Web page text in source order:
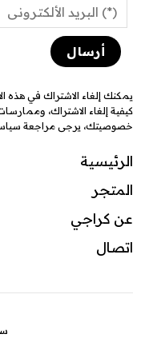
يمكنك إلغاء الاشتراك في
كيفية إلغاء الاشتراك،
خصوصيتك، يرجى مراجعة
الرئيسية
المتجر
عن كراجي
اتصال